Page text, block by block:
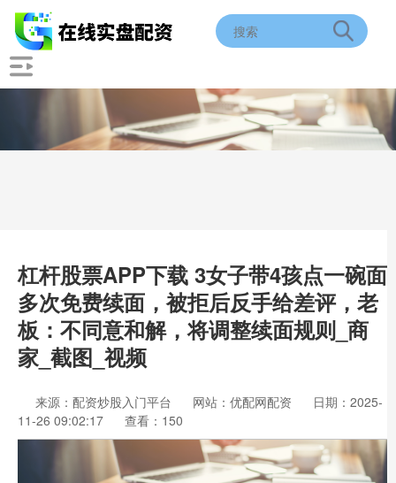
杠杆股票APP下载 3女子带4孩点一碗面
多次免费续面，被拒后反手给差评，老
板：不同意和解，将调整续面规则_商
家_截图_视频
来源：配资炒股入门平台 网站：优配网配资
日期：2025-
11-26 09:02:17
查看：150